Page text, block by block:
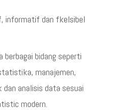
informatif dan fkelsibel
berbagai bidang seperti
manajemen,
analisis data sesuai
modern.